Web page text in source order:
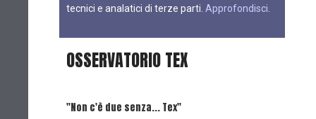
tecnici e analatici di terze parti. Approfondisci.
OSSERVATORIO TEX
"Non c'è due senza... Tex"